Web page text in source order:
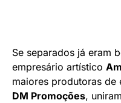
Se separados já eram
empresário artístico
maiores produtoras de
DM Promoções,